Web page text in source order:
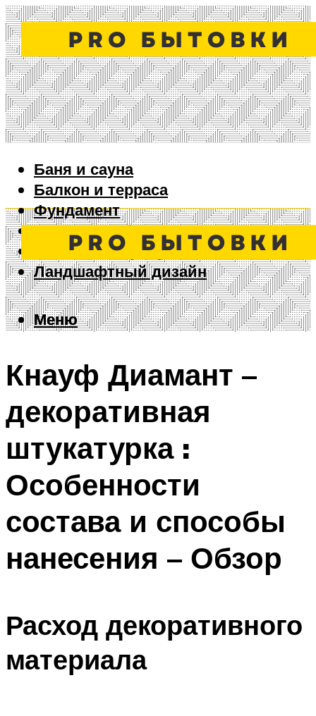
Баня и сауна
Балкон и терраса
Фундамент
Ворота и забор
Дизайн интерьера
Ландшафтный дизайн
Меню
Меню
Кнауф Диамант –
декоративная
штукатурка :
Особенности
состава и способы
нанесения – Обзор
Расход декоративного
материала